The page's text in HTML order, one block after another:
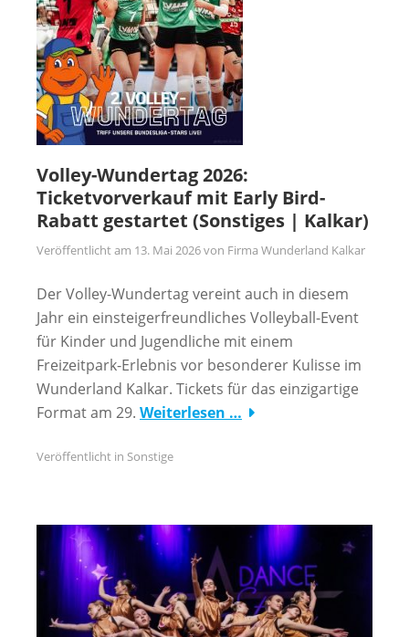
Volley-Wundertag 2026:
Ticketvorverkauf mit Early Bird-
Rabatt gestartet (Sonstiges | Kalkar)
Veröffentlicht am 13. Mai 2026von Firma Wunderland Kalkar
Der Volley-Wundertag vereint auch in diesem
Jahr ein einsteigerfreundliches Volleyball-Event
für Kinder und Jugendliche mit einem
Freizeitpark-Erlebnis vor besonderer Kulisse im
Wunderland Kalkar. Tickets für das einzigartige
Format am 29. Weiterlesen …
Veröffentlicht in Sonstige